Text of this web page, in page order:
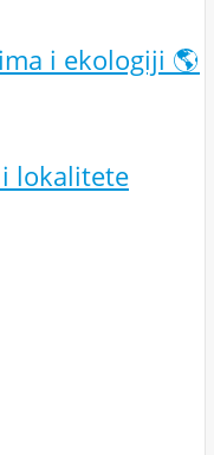
i ekologiji 🌎
i lokalitete